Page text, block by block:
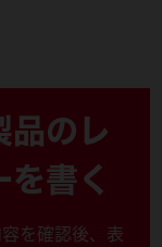
(1)
品のレ
を書く
を確認後、表